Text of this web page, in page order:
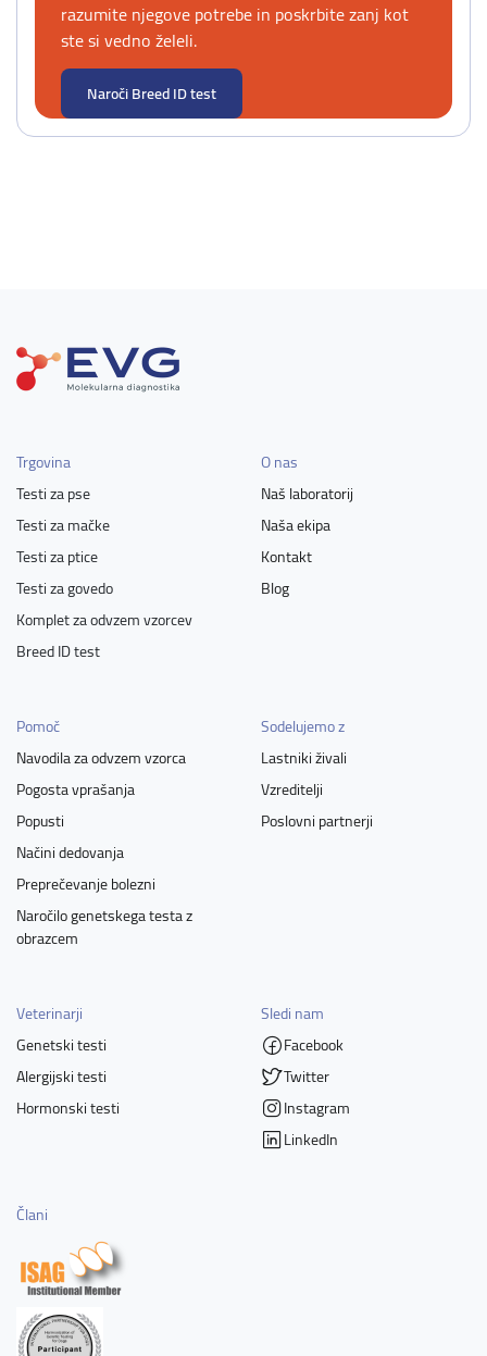
razumite njegove potrebe in poskrbite zanj kot
ste si vedno želeli.
Naroči Breed ID test
Trgovina
Testi za pse
Testi za mačke
Testi za ptice
Testi za govedo
Komplet za odvzem vzorcev
Breed ID test
O nas
Naš laboratorij
Naša ekipa
Kontakt
Blog
Pomoč
Navodila za odvzem vzorca
Pogosta vprašanja
Popusti
Načini dedovanja
Preprečevanje bolezni
Naročilo genetskega testa z
obrazcem
Sodelujemo z
Lastniki živali
Vzreditelji
Poslovni partnerji
Veterinarji
Genetski testi
Alergijski testi
Hormonski testi
Sledi nam
Facebook
Twitter
Instagram
LinkedIn
Člani